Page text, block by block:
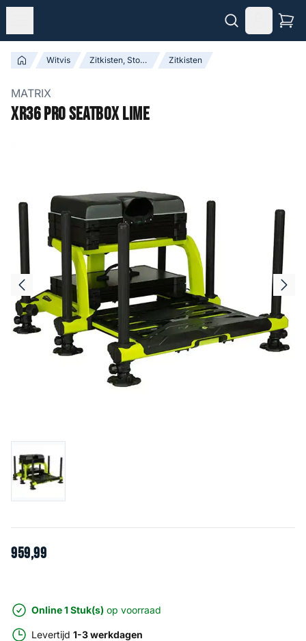
Witvis Zitkisten, Stoelen & Accessoires Zitkisten
MATRIX
XR36 Pro Seatbox Lime
959,99
Online 1 Stuk(s) op voorraad
Levertijd 1-3 werkdagen